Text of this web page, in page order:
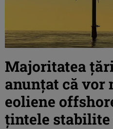
Majoritatea
anunțat că vor
eoliene
țintele stabilite